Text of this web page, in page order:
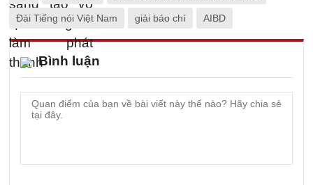
Đài Tiếng nói Việt Nam giải báo chí AIBD
Bình luận